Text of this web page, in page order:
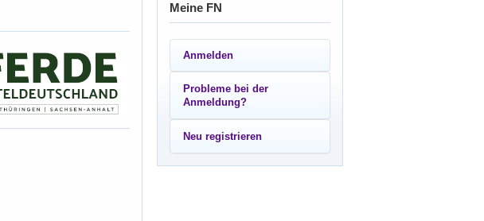
Meine FN
Anmelden
Probleme bei der
Anmeldung?
Neu registrieren